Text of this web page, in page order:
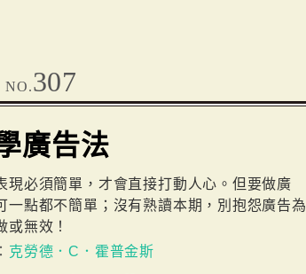
NO.307
廣告法
現必須簡單，才會直接打動人心。但要做廣
一點都不簡單；沒有熟讀本期，別抱怨廣告為
或無效！
克勞德．C．霍普金斯